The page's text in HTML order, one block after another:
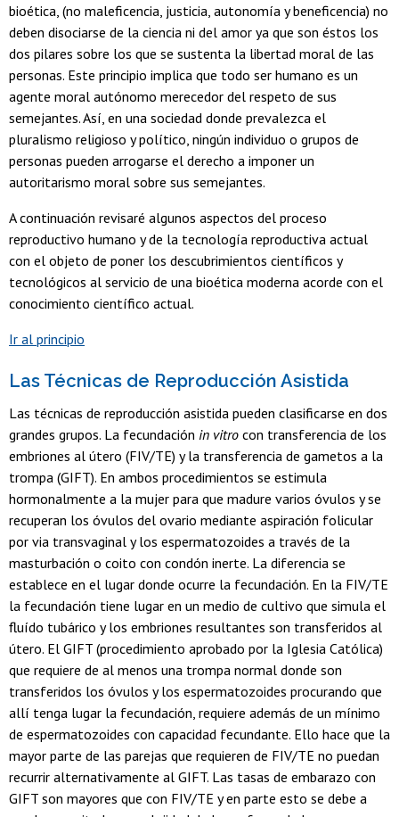
bioética, (no maleficencia, justicia, autonomía y beneficencia) no
deben disociarse de la ciencia ni del amor ya que son éstos los
dos pilares sobre los que se sustenta la libertad moral de las
personas. Este principio implica que todo ser humano es un
agente moral autónomo merecedor del respeto de sus
semejantes. Así, en una sociedad donde prevalezca el
pluralismo religioso y político, ningún individuo o grupos de
personas pueden arrogarse el derecho a imponer un
autoritarismo moral sobre sus semejantes.
A continuación revisaré algunos aspectos del proceso
reproductivo humano y de la tecnología reproductiva actual
con el objeto de poner los descubrimientos científicos y
tecnológicos al servicio de una bioética moderna acorde con el
conocimiento científico actual.
Ir al principio
Las Técnicas de Reproducción Asistida
Las técnicas de reproducción asistida pueden clasificarse en dos
grandes grupos. La fecundación in vitro con transferencia de los
embriones al útero (FIV/TE) y la transferencia de gametos a la
trompa (GIFT). En ambos procedimientos se estimula
hormonalmente a la mujer para que madure varios óvulos y se
recuperan los óvulos del ovario mediante aspiración folicular
por via transvaginal y los espermatozoides a través de la
masturbación o coito con condón inerte. La diferencia se
establece en el lugar donde ocurre la fecundación. En la FIV/TE
la fecundación tiene lugar en un medio de cultivo que simula el
fluído tubárico y los embriones resultantes son transferidos al
útero. El GIFT (procedimiento aprobado por la Iglesia Católica)
que requiere de al menos una trompa normal donde son
transferidos los óvulos y los espermatozoides procurando que
allí tenga lugar la fecundación, requiere además de un mínimo
de espermatozoides con capacidad fecundante. Ello hace que la
mayor parte de las parejas que requieren de FIV/TE no puedan
recurrir alternativamente al GIFT. Las tasas de embarazo con
GIFT son mayores que con FIV/TE y en parte esto se debe a